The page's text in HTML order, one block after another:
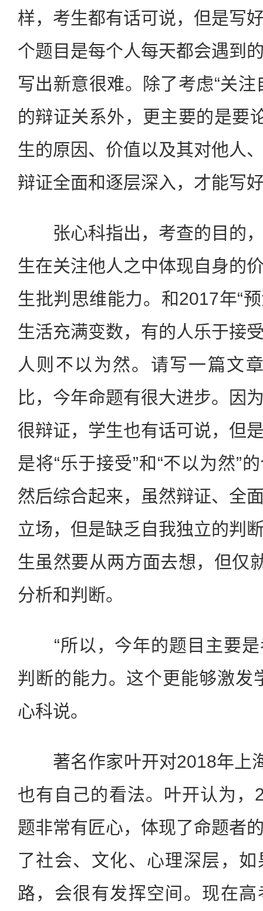
样，考生都有话可说，但是写
个题目是每个人每天都会遇到
写出新意很难。除了考虑“关
的辩证关系外，更主要的是要
生的原因、价值以及其对他人
辩证全面和逐层深入，才能写
张心科指出，考查的目的，
生在关注他人之中体现自身的
生批判思维能力。和2017年“
生活充满变数，有的人乐于接
人则不以为然。请写一篇文
比，今年命题有很大进步。因
很辩证，学生也有话可说，但
是将“乐于接受”和“不以为然”
然后综合起来，虽然辩证、全
立场，但是缺乏自我独立的判
生虽然要从两方面去想，但仅
分析和判断。
“所以，今年的题目主要是
判断的能力。这个更能够激发
心科说。
著名作家叶开对2018年上海
也有自己的看法。叶开认为，
题非常有匠心，体现了命题者
了社会、文化、心理深层，
路，会很有发挥空间。现在